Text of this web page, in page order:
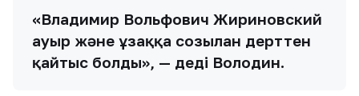
«Владимир Вольфович Жириновский
ауыр және ұзаққа созылған дерттен
қайтыс болды», — деді Володин.